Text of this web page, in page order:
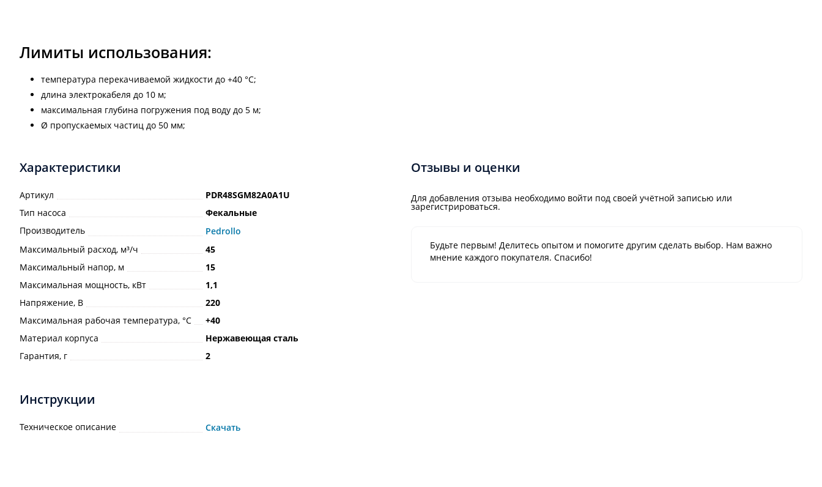
Лимиты использования:
температура перекачиваемой жидкости до +40 °C;
длина электрокабеля до 10 м;
максимальная глубина погружения под воду до 5 м;
Ø пропускаемых частиц до 50 мм;
Характеристики
Артикул
PDR48SGM82A0A1U
Тип насоса
Фекальные
Производитель
Pedrollo
Максимальный расход, м³/ч
45
Максимальный напор, м
15
Максимальная мощность, кВт
1,1
Напряжение, В
220
Максимальная рабочая температура, °С
+40
Материал корпуса
Нержавеющая сталь
Гарантия, г
2
Инструкции
Техническое описание Скачать
Отзывы и оценки
Для добавления отзыва необходимо войти под своей учётной записью или
зарегистрироваться.
Будьте первым! Делитесь опытом и помогите другим сделать выбор. Нам важно
мнение каждого покупателя. Спасибо!